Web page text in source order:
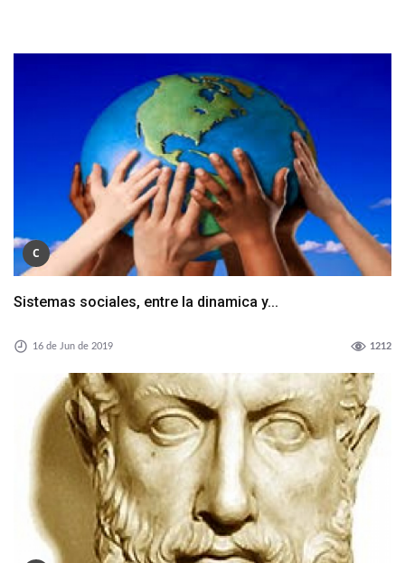
C
Sistemas sociales, entre la dinamica y...
16 de Jun de 2019 1212